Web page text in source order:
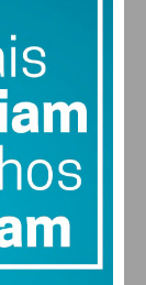
31°
QUA
ALTERAR